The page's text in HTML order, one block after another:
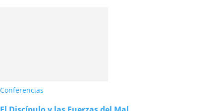
Conferencias